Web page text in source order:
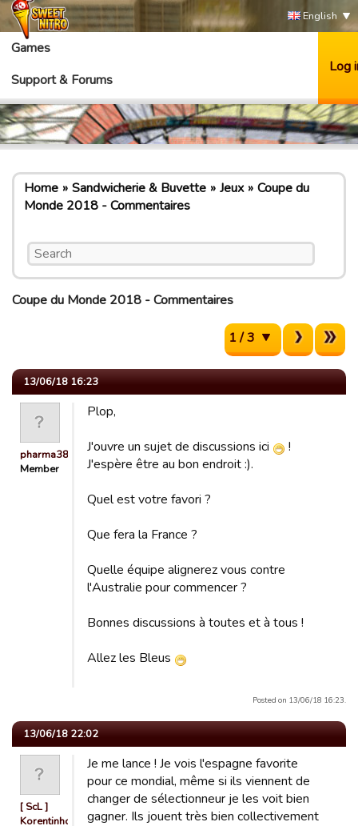
English
Games
Support & Forums
Log
Home Sandwicherie & Buvette Jeux
Coupe du
Monde 2018 - Commentaires
Coupe du Monde 2018 - Commentaires
1 / 3
13/06/18 16:23
pharma38
Member
Plop,
J'ouvre un sujet de discussions ici
!
J'espère être au bon endroit :).
Quel est votre favori ?
Que fera la France ?
Quelle équipe alignerez vous contre
l'Australie pour commencer ?
Bonnes discussions à toutes et à tous !
Allez les Bleus
Posted on 13/06/18 16:23.
13/06/18 22:02
[ ScL ]
Korentinho
Je me lance ! Je vois l'espagne favorite
pour ce mondial, même si ils viennent de
changer de sélectionneur je les voit bien
gagner. Ils jouent très bien collectivement